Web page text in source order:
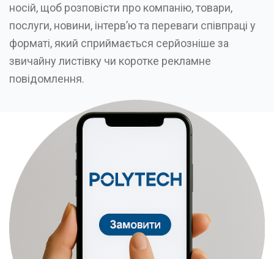
носій, щоб розповісти про компанію, товари,
послуги, новини, інтерв’ю та переваги співпраці у
форматі, який сприймається серйозніше за
звичайну листівку чи коротке рекламне
повідомлення.